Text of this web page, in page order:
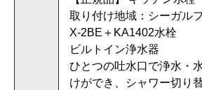
取り付け地域：シーガル
X-2BE＋KA1402水栓
ビルトイン浄水器
ひとつの吐水口で浄水・
けができ、シャワー切り